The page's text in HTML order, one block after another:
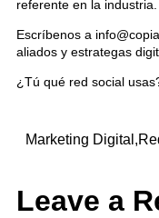
referente en la industria.
Escríbenos a
aliados y estrategas
¿Tú qué red social
Marketing Digital ,
Leave a